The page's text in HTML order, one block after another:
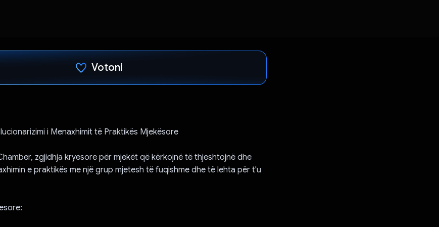
Votoni
i Menaxhimit të Praktikës Mjekësore
zgjidhja kryesore për mjekët që kërkojnë të thjeshtojnë dhe
e praktikës me një grup mjetesh të fuqishme dhe të lehta për t'u